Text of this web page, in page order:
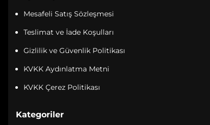
Mesafeli Satış Sözleşmesi
Teslimat ve İade Koşulları
Gizlilik ve Güvenlik Politikası
KVKK Aydınlatma Metni
KVKK Çerez Politikası
Kategoriler